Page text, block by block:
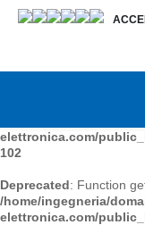
Deprecated: Function
102
elettronica.com/
102
Deprecated: Function
/home/ingegneria/
elettronica.com/